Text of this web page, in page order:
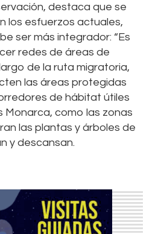
destaca que se
los esfuerzos actuales,
ser más integrador: “Es
redes de áreas de
de la ruta migratoria,
las áreas protegidas
de hábitat útiles
Monarca, como las zonas
las plantas y árboles de
y descansan.